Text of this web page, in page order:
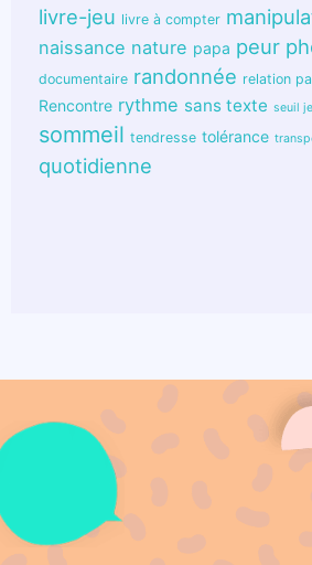
livre-jeu livre à compter
naissance nature papa peur
documentaire randonnée relation
Rencontre rythme sans texte seuil
sommeil tendresse tolérance
quotidienne